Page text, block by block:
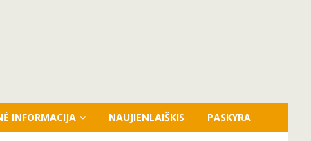
INFORMACIJA NAUJIENLAIŠKIS PASKYRA